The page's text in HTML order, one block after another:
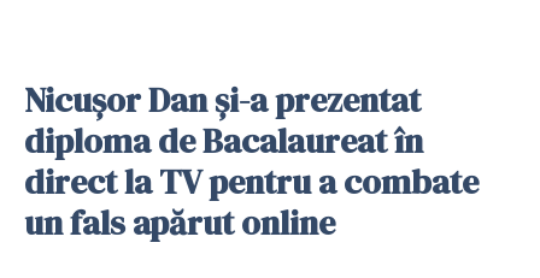
Nicușor Dan și-a prezentat
diploma de Bacalaureat în
direct la TV pentru a combate
un fals apărut online